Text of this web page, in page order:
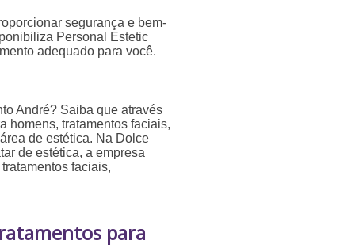
segurança e bem-
Personal Estetic
adequado para você.
André? Saiba que através
homens, tratamentos faciais,
de estética. Na Dolce
de estética, a empresa
faciais,
para